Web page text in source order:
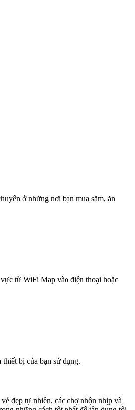
ở những nơi bạn mua sắm, ăn
từ WiFi Map vào điện thoại hoặc
bị của bạn sử dụng.
đẹp tự nhiên, các chợ nhộn nhịp và